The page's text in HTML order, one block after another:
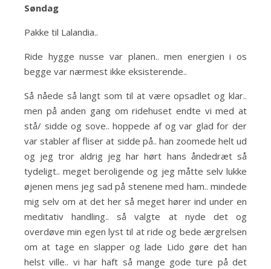
Søndag
Pakke til Lalandia..
Ride hygge nusse var planen.. men energien i os
begge var nærmest ikke eksisterende..
Så nåede så langt som til at være opsadlet og klar..
men på anden gang om ridehuset endte vi med at
stå/ sidde og sove.. hoppede af og var glad for der
var stabler af fliser at sidde på.. han zoomede helt ud
og jeg tror aldrig jeg har hørt hans åndedræt så
tydeligt.. meget beroligende og jeg måtte selv lukke
øjenen mens jeg sad på stenene med ham.. mindede
mig selv om at det her så meget hører ind under en
meditativ handling.. så valgte at nyde det og
overdøve min egen lyst til at ride og bede ærgrelsen
om at tage en slapper og lade Lido gøre det han
helst ville.. vi har haft så mange gode ture på det